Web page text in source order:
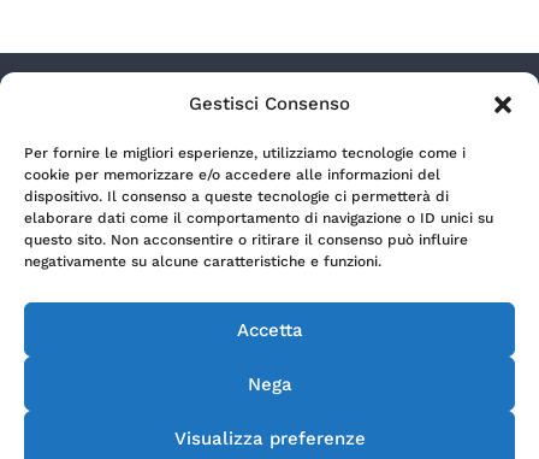
Gestisci Consenso
Per fornire le migliori esperienze, utilizziamo tecnologie come i
cookie per memorizzare e/o accedere alle informazioni del
dispositivo. Il consenso a queste tecnologie ci permetterà di
elaborare dati come il comportamento di navigazione o ID unici su
questo sito. Non acconsentire o ritirare il consenso può influire
negativamente su alcune caratteristiche e funzioni.
Accetta
Nega
Visualizza preferenze
9/11 – 24122 Bergamo (Italia) | P.Iva 00699990164 |
REA BG-166254 | Capitale sociale € 500.000,00 i.v.
Privacy Policy
Cookie Policy
riservati.